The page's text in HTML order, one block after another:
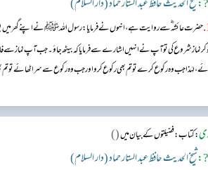
شیخ الحدیث حافظ عبد الستار حماد (دار السلام)
حضرت عائشہ‬ ؓ س‬ے روایت ہے، انہوں نے فرمایا: رسول اللہ ﷺ نے اپنے گھر میں
نماز شروع کی تو آپ نے انہیں اشارے سے فرمایا کہ بیٹھ جاؤ۔ جب آپ نماز سے
لہٰذا جب وہ رکوع کرے تو تم بھی رکوع کرو اور جب وہ رکوع سے سر اٹھائے
:کتاب: فضیلتوں کے بیان میں()
شیخ الحدیث حافظ عبد الستار حماد (دار السلام)